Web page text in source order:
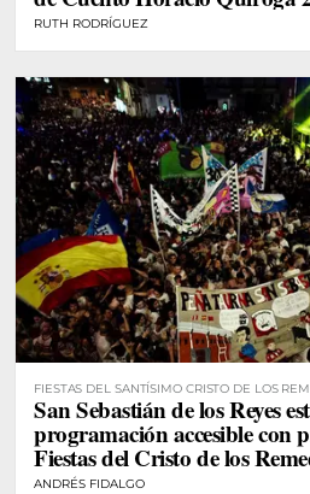
RUTH RODRÍGUEZ
FIESTAS DEL SANTÍSIMO CRISTO DE LOS
San Sebastián de los Reyes
programación accesible con
Fiestas del Cristo de los
ANDRÉS FIDALGO